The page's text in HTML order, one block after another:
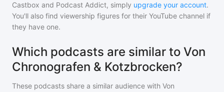
Castbox and Podcast Addict, simply upgrade your account.
You'll also find viewership figures for their YouTube channel if
they have one.
Which podcasts are similar to Von
Chronografen & Kotzbrocken?
These podcasts share a similar audience with Von